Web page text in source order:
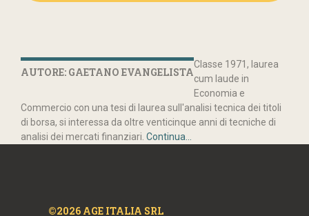
AUTORE: GAETANO EVANGELISTA
Classe 1971, laurea
cum laude in
Economia e
Commercio con una tesi di laurea sull'analisi tecnica dei titoli
di borsa, si interessa da oltre venticinque anni di tecniche di
analisi dei mercati finanziari. Continua...
©2026 AGE ITALIA SRL